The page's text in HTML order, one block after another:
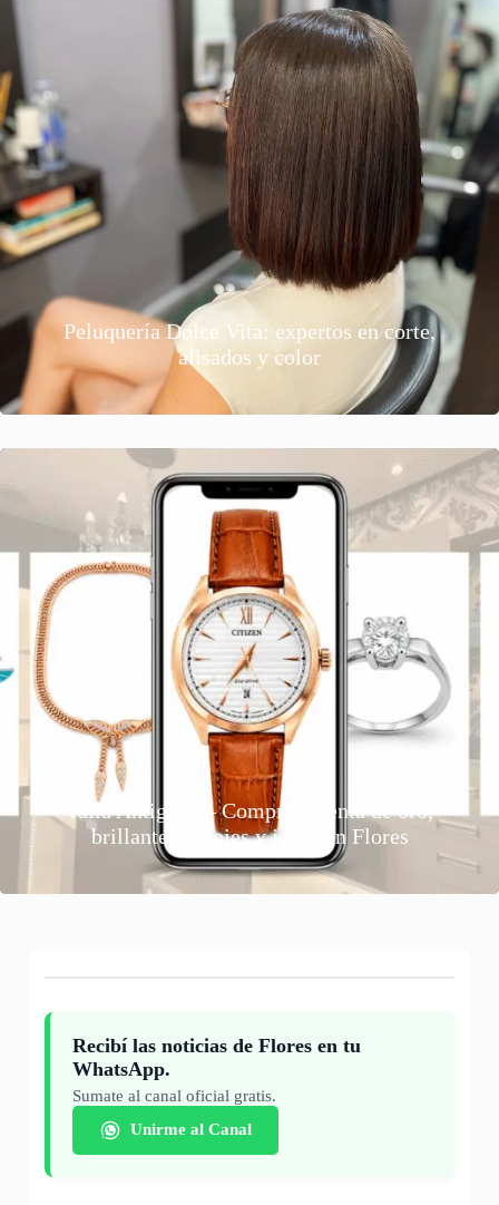
Peluquería Dolce Vita: expertos en corte,
alisados y color
Talla Antigua — Compra y venta de oro,
brillantes, relojes y joyas en Flores
Recibí las noticias de Flores en tu
WhatsApp.
Sumate al canal oficial gratis.
Unirme al Canal